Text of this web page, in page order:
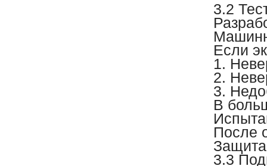
3.2
Если
1.
2.
3.
В
После
3.3